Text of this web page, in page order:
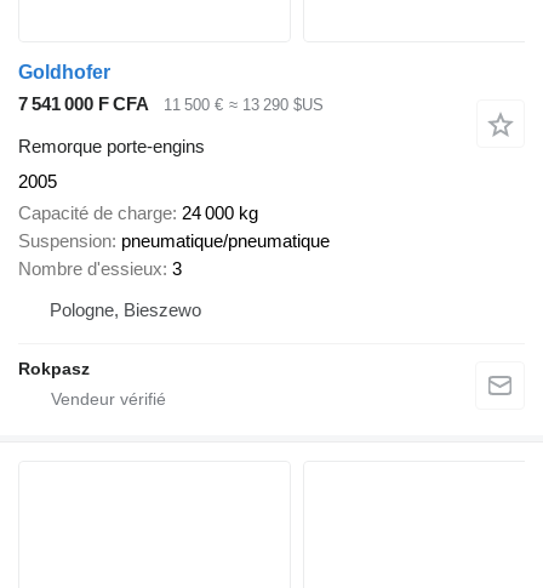
Goldhofer
7 541 000 F CFA
11 500 € ≈ 13 290 $US
Remorque porte-engins
2005
Capacité de charge 24 000 kg
Suspension pneumatique/pneumatique
Nombre d'essieux 3
Pologne, Bieszewo
Rokpasz